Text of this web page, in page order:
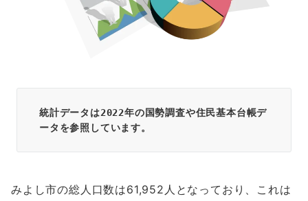
統計データは2022年の国勢調査や住民基本台帳デ
ータを参照しています。
みよし市の総人口数は61,952人となっており、これは